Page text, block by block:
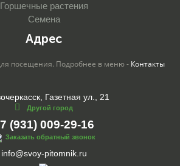
Горшечные растения
Семена
Адрес
посещения. Подробнее в меню - Контакты
Газетная ул., 21
Другой город
(931) 009-29-16
Заказать обратный звонок
info@svoy-pitomnik.ru